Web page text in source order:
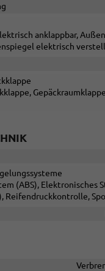
anklappbar,
elektrisch
(ABS), Elektronisches
Reifendruckkontrolle,